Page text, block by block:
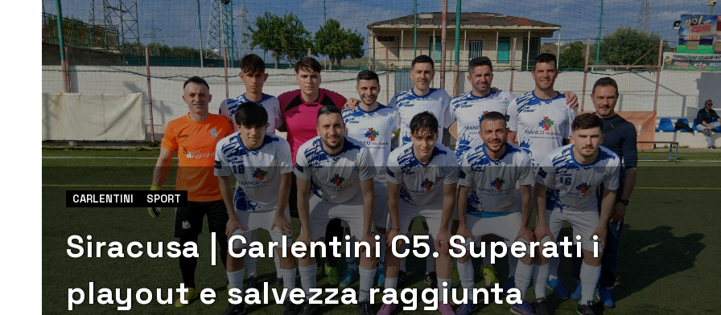
CARLENTINI SPORT
Siracusa | Carlentini C5. Superati i
playout e salvezza raggiunta